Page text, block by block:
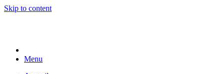
Skip to content
Menu